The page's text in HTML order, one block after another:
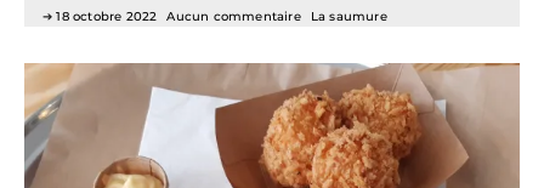
18 octobre 2022 Aucun commentaire La saumure